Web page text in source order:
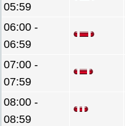
05:59
06:00 -
06:59
07:00 -
07:59
08:00 -
08:59